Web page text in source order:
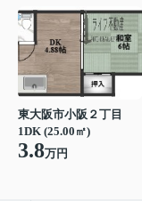
東大阪市小阪２丁目
1DK (25.00㎡)
3.8万円